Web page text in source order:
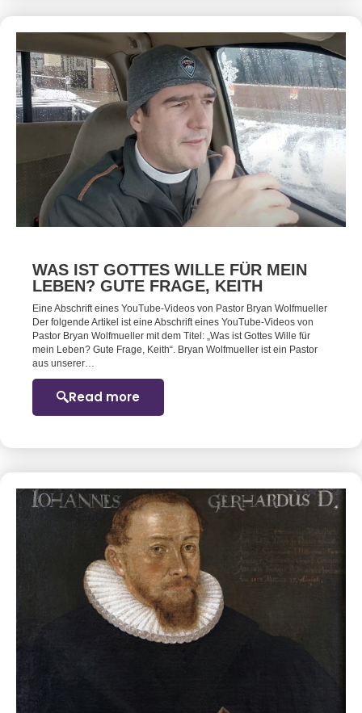
WAS IST GOTTES WILLE FÜR MEIN
LEBEN? GUTE FRAGE, KEITH
Eine Abschrift eines YouTube-Videos von Pastor Bryan Wolfmueller
Der folgende Artikel ist eine Abschrift eines YouTube-Videos von
Pastor Bryan Wolfmueller mit dem Titel: „Was ist Gottes Wille für
mein Leben? Gute Frage, Keith“. Bryan Wolfmueller ist ein Pastor
aus unserer…
Read more